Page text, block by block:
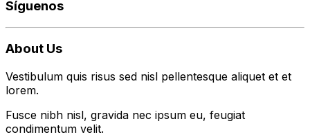
Síguenos
About Us
Vestibulum quis risus sed nisl pellentesque aliquet et et
lorem.
Fusce nibh nisl, gravida nec ipsum eu, feugiat
condimentum velit.